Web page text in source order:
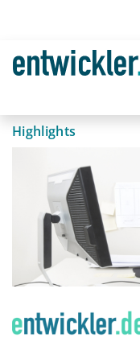
Highlights